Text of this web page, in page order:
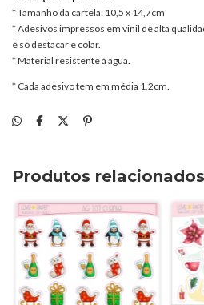
* Tamanho da cartela: 10,5 x 14,7cm
* Adesivos impressos em vinil de alta
é só destacar e colar.
* Material resistente à água.
* Cada adesivo tem em média 1,2cm.
Produtos relacionados